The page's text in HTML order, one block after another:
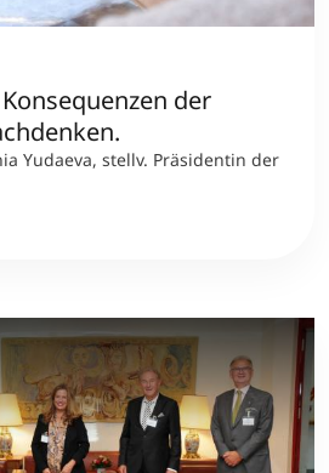
der
Yudaeva, stellv. Präsidentin der